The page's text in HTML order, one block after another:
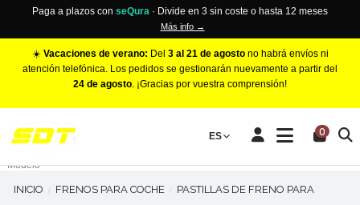
Paga a plazos con seQura · Divide en 3 sin coste o hasta 12 meses
Más info →
☀️ Vacaciones de verano: Del 3 al 21 de agostono habrá envíos ni
atención telefónica. Los pedidos se gestionarán nuevamente a partir del
24 de agosto. ¡Gracias por vuestra comprensión!
ES 0
Make
Modelo
INICIO FRENOS PARA COCHE
PASTILLAS DE FRENO PARA